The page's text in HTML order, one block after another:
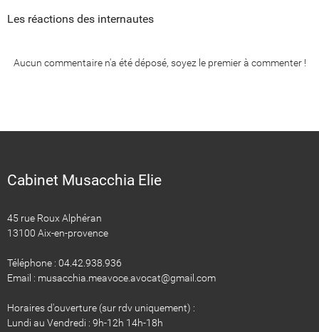
Les réactions des internautes
Aucun commentaire n'a été déposé, soyez le premier à commenter !
Cabinet Musacchia Elie
45 rue Roux Alphéran
13100 Aix-en-provence
Téléphone : 04.42.938.936
Email : musacchia.meavoce.avocat@gmail.com
Horaires d'ouverture (sur rdv uniquement) :
Lundi au Vendredi : 9h-12h 14h-18h